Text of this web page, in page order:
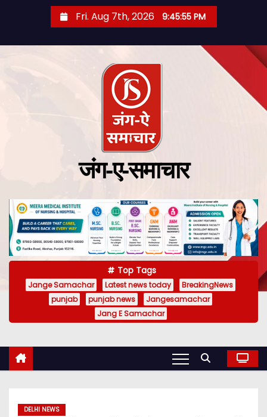
Fri. Aug 7th, 2026 9:45:56 PM
जंग-ए-समाचार
Top Tags
Jange Samachar Latest news today
BreakingNews
punjab
punjab news
Jangesamachar
Jang E Samachar
DELHI NEWS